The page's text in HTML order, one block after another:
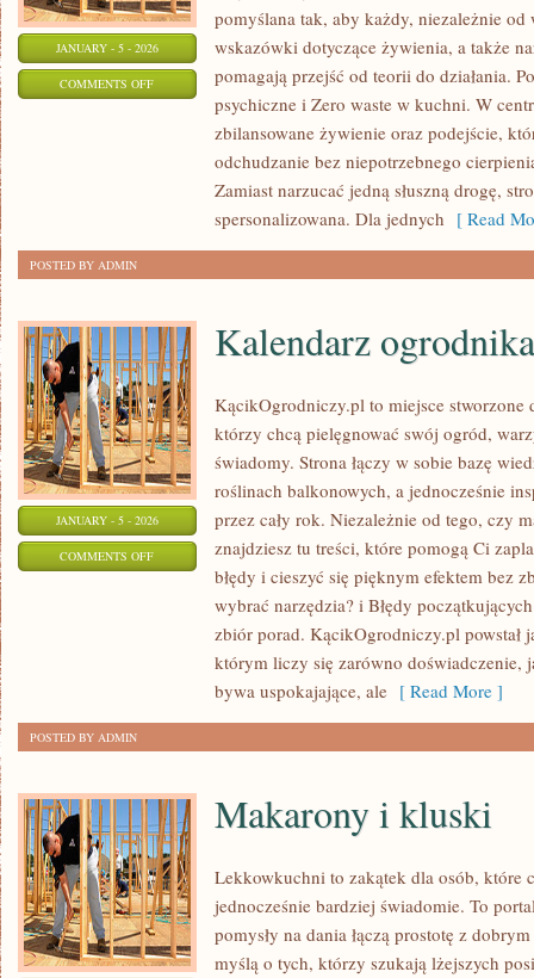
JANUARY - 5 - 2026
COMMENTS OFFON
pomyślana tak, aby każdy, niezależnie
wskazówki dotyczące żywienia, a także
pomagają przejść od teorii do działania.
psychiczne i Zero waste w kuchni. W
zbilansowane żywienie oraz podejście,
odchudzanie bez niepotrzebnego
Zamiast narzucać jedną słuszną drogę,
spersonalizowana. Dla jednych [ Read
POSTED BY ADMIN
JANUARY - 5 - 2026
COMMENTS OFFON
KALENDARZ
OGRODNIKA
Kalendarz ogrodnika
KącikOgrodniczy.pl to miejsce
którzy chcą pielęgnować swój ogród,
świadomy. Strona łączy w sobie bazę
roślinach balkonowych, a jednocześnie
przez cały rok. Niezależnie od tego, czy
znajdziesz tu treści, które pomogą Ci
błędy i cieszyć się pięknym efektem bez
wybrać narzędzia? i Błędy
zbiór porad. KącikOgrodniczy.pl powstał
którym liczy się zarówno doświadczenie,
bywa uspokajające, ale [ Read More ]
POSTED BY ADMIN
Makarony i kluski
Lekkowkuchni to zakątek dla osób, które
jednocześnie bardziej świadomie. To
pomysły na dania łączą prostotę z dobrym
myślą o tych, którzy szukają lżejszych